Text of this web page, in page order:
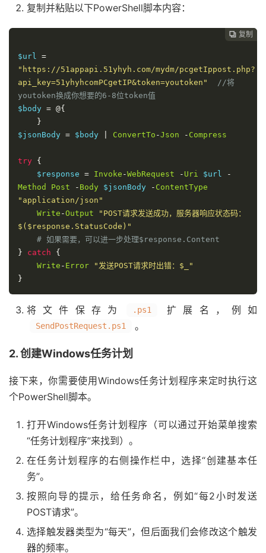
复制并粘贴以下PowerShell脚本内容：
 复制
$url =
"https://51appapi.51yhyh.com/mydm/pcgetIppost.php?
api_key=51yhyhcomPCgetIP&token=youtoken"
//将
youtoken换成你想要的6-8位token值
$body = @{
}
$jsonBody = $body ConvertTo -Json - Compress
try {
    $response
= Invoke -WebRequest - Uri $url
-
Method
Post - Body $jsonBody - ContentType
"application/json"
Write -Output
"POST请求发送成功，服务器响应状态码：
$($response.StatusCode)"
# 如果需要，可以进一步处理$response.Content
}
catch
{
Write - Error
"发送POST请求时出错：$_"
}
将文件保存为 .ps1 扩展名，例如
SendPostRequest.ps1 。
2. 创建Windows任务计划
接下来，你需要使用Windows任务计划程序来定时执行这
个PowerShell脚本。
打开Windows任务计划程序（可以通过开始菜单搜索
“任务计划程序”来找到）。
在任务计划程序的右侧操作栏中，选择“创建基本任
务”。
按照向导的提示，给任务命名，例如“每2小时发送
POST请求”。
选择触发器类型为“每天”，但后面我们会修改这个触发
器的频率。